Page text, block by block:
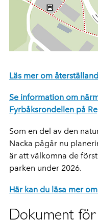
Läs mer om
Se information om
Fyrbåksrondellen på
Som en del av den
Nacka pågår nu
är att välkomna de
parken under 2026.
Här kan du läsa mer
Dokument